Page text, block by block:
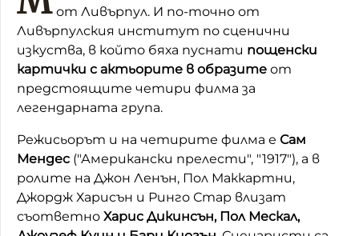
от Ливърпул. И по-точно от
Ливърпулския институт по сценични
изкуства, в който бяха пуснати пощенски
картички с актьорите в образите от
предстоящите четири филма за
легендарната група.
Режисьорът и на четирите филма е Сам
Мендес ("Американски прелести", "1917"), а в
ролите на Джон Ленън, Пол Маккартни,
Джордж Харисън и Ринго Стар влизат
съответно Харис Дикинсън, Пол Мескал,